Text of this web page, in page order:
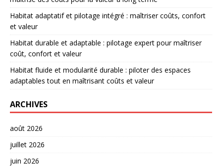
Habitat adaptatif et pilotage intégré : maîtriser coûts, confort
et valeur
Habitat durable et adaptable : pilotage expert pour maîtriser
coût, confort et valeur
Habitat fluide et modularité durable : piloter des espaces
adaptables tout en maîtrisant coûts et valeur
ARCHIVES
août 2026
juillet 2026
juin 2026